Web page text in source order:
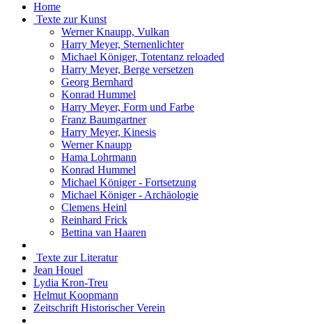
Home
Texte zur Kunst
Werner Knaupp, Vulkan
Harry Meyer, Sternenlichter
Michael Königer, Totentanz reloaded
Harry Meyer, Berge versetzen
Georg Bernhard
Konrad Hummel
Harry Meyer, Form und Farbe
Franz Baumgartner
Harry Meyer, Kinesis
Werner Knaupp
Hama Lohrmann
Konrad Hummel
Michael Königer - Fortsetzung
Michael Königer - Archäologie
Clemens Heinl
Reinhard Frick
Bettina van Haaren
Texte zur Literatur
Jean Houel
Lydia Kron-Treu
Helmut Koopmann
Zeitschrift Historischer Verein